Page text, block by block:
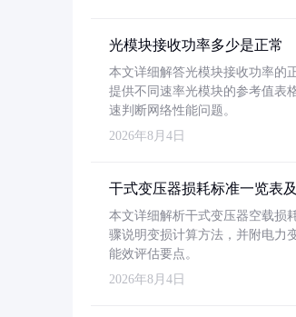
光模块接收功率多少是正常
本文详细解答光模块接收功率的
提供不同速率光模块的参考值表
速判断网络性能问题。
2026年8月4日
干式变压器损耗标准一览表
本文详细解析干式变压器空载损
骤说明变损计算方法，并附电力
能效评估要点。
2026年8月4日